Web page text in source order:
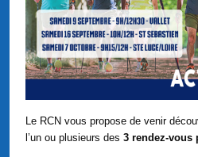
Le RCN vous propose de venir
l’un ou plusieurs des 3 rendez-vous